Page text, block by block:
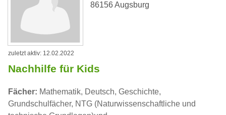
86156 Augsburg
zuletzt aktiv: 12.02.2022
Nachhilfe für Kids
Fächer: Mathematik, Deutsch, Geschichte,
Grundschulfächer, NTG (Naturwissenschaftliche und